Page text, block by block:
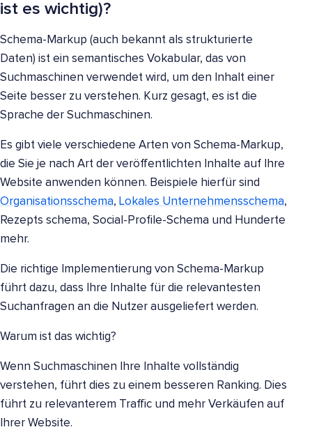
ist es wichtig)?
Schema-Markup (auch bekannt als strukturierte
Daten) ist ein semantisches Vokabular, das von
Suchmaschinen verwendet wird, um den Inhalt einer
Seite besser zu verstehen. Kurz gesagt, es ist die
Sprache der Suchmaschinen.
Es gibt viele verschiedene Arten von Schema-Markup,
die Sie je nach Art der veröffentlichten Inhalte auf Ihre
Website anwenden können. Beispiele hierfür sind
Organisationsschema, Lokales Unternehmensschema,
Rezepts schema, Social-Profile-Schema und Hunderte
mehr.
Die richtige Implementierung von Schema-Markup
führt dazu, dass Ihre Inhalte für die relevantesten
Suchanfragen an die Nutzer ausgeliefert werden.
Warum ist das wichtig?
Wenn Suchmaschinen Ihre Inhalte vollständig
verstehen, führt dies zu einem besseren Ranking. Dies
führt zu relevanterem Traffic und mehr Verkäufen auf
Ihrer Website.